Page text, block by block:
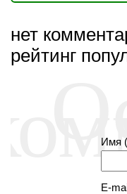
нет
рейтинг
Имя
E-